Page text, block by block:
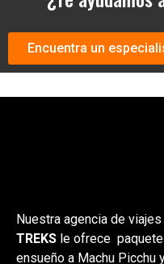
Encuentra un
Nuestra agencia de
TREKS le ofrece
ensueño a Machu Picchu